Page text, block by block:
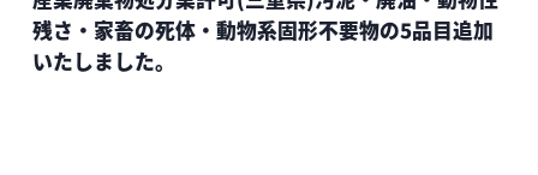
残さ・家畜の死体・動物系固形不要物の5品目追加
いたしました。